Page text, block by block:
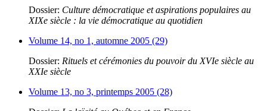
Dossier: Culture démocratique et aspirations populaires au
XIXe siècle : la vie démocratique au quotidien
Volume 14, no 1, automne 2005 (29)
Dossier: Rituels et cérémonies du pouvoir du XVIe siècle au
XXIe siècle
Volume 13, no 3, printemps 2005 (28)